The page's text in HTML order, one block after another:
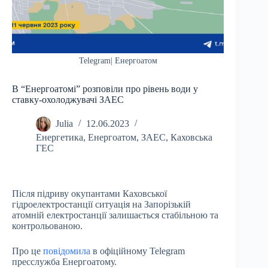
Telegram| Енергоатом
В “Енергоатомі” розповіли про рівень води у
ставку-охолоджувачі ЗАЕС
Julia
12.06.2023
Енергетика, Енергоатом, ЗАЕС, Каховська
ГЕС
Після підриву окупантами Каховської
гідроелектростанції ситуація на Запорізькій
атомній електростанції залишається стабільною та
контрольованою.
Про це повідомила в офіційному Telegram
пресслужба Енергоатому.